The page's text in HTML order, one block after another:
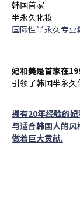
韩国首家
半永久化妆
国际性半永久专业
妃和美是首家在
引领了韩国半永久
拥有20年经验的
与适合韩国人的
做着巨大贡献.